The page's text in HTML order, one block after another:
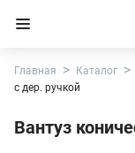
Главная Каталог
с дер. ручкой
Вантуз